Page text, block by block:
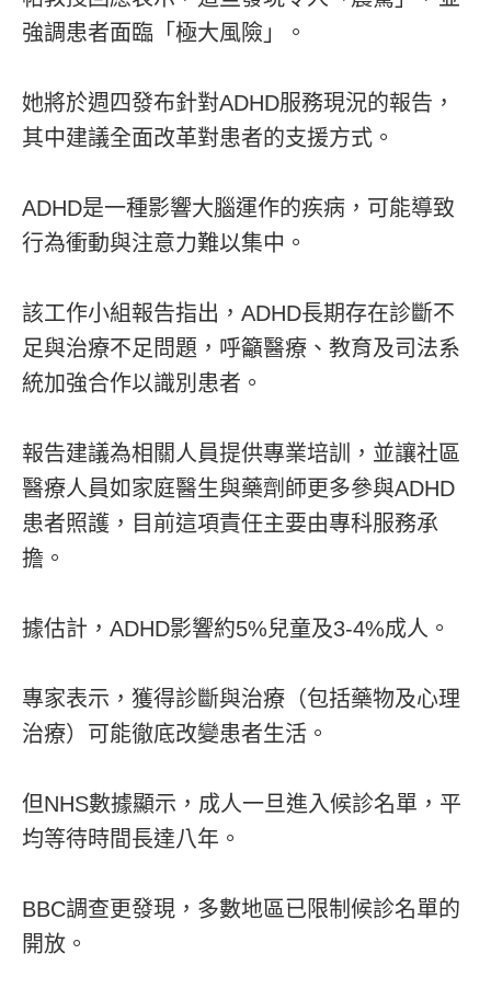
強調患者面臨「極大風險」。
她將於週四發布針對ADHD服務現況的報告，
其中建議全面改革對患者的支援方式。
ADHD是一種影響大腦運作的疾病，可能導致
行為衝動與注意力難以集中。
該工作小組報告指出，ADHD長期存在診斷不
足與治療不足問題，呼籲醫療、教育及司法系
統加強合作以識別患者。
報告建議為相關人員提供專業培訓，並讓社區
醫療人員如家庭醫生與藥劑師更多參與ADHD
患者照護，目前這項責任主要由專科服務承
擔。
據估計，ADHD影響約5%兒童及3-4%成人。
專家表示，獲得診斷與治療（包括藥物及心理
治療）可能徹底改變患者生活。
但NHS數據顯示，成人一旦進入候診名單，平
均等待時間長達八年。
BBC調查更發現，多數地區已限制候診名單的
開放。